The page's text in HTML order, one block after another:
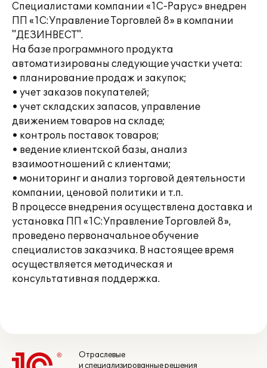
Специалистами компании «1С-Рарус» внедрен
ПП «1С:Управление Торговлей 8» в компании
"ДЕЗИНВЕСТ".
На базе программного продукта
автоматизированы следующие участки учета:
• планирование продаж и закупок;
• учет заказов покупателей;
• учет складских запасов, управление
движением товаров на складе;
• контроль поставок товаров;
• ведение клиентской базы, анализ
взаимоотношений с клиентами;
• мониторинг и анализ торговой деятельности
компании, ценовой политики и т.п.
В процессе внедрения осуществлена доставка и
установка ПП «1С:Управление Торговлей 8»,
проведено первоначальное обучение
специалистов заказчика. В настоящее время
осуществляется методическая и
консультативная поддержка.
Отраслевые
и специализированные решения